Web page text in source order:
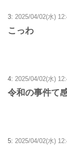
3: 2025/04/02(水)
こっわ
4: 2025/04/02(水)
令和の事件て
5: 2025/04/02(水)